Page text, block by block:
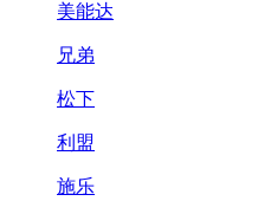
美能达
兄弟
松下
利盟
施乐